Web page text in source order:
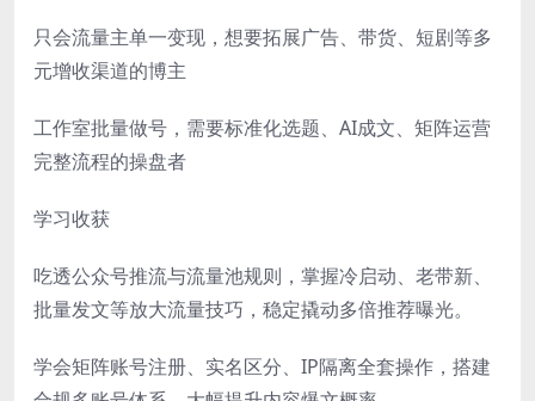
只会流量主单一变现，想要拓展广告、带货、短剧等多
元增收渠道的博主
工作室批量做号，需要标准化选题、AI成文、矩阵运营
完整流程的操盘者
学习收获
吃透公众号推流与流量池规则，掌握冷启动、老带新、
批量发文等放大流量技巧，稳定撬动多倍推荐曝光。
学会矩阵账号注册、实名区分、IP隔离全套操作，搭建